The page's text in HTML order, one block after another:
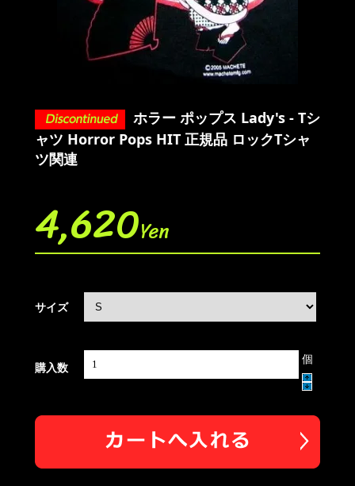
ホラー ポップス Lady's - Tシ
ャツ Horror Pops HIT 正規品 ロックTシャ
ツ関連
4,620Yen
サイズ
購入数
個